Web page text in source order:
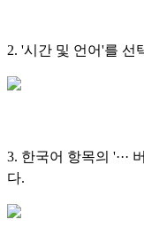
2. '시간 및 언어'를 선
3. 한국어 항목의 '···
다.